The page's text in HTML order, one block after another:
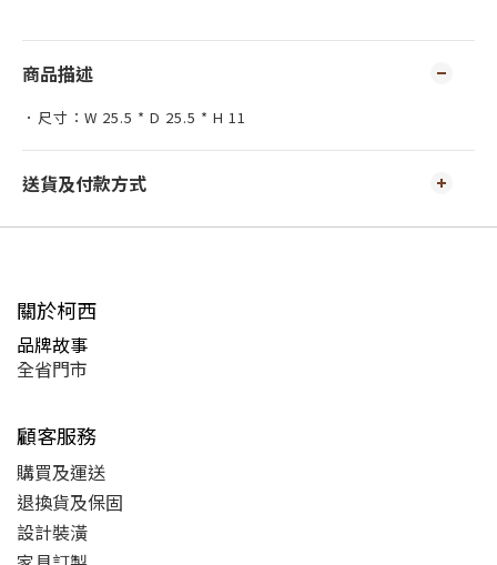
商品描述
．尺寸：W 25.5 * D 25.5 * H 11
送貨及付款方式
關於柯西
品牌故事
全省門市
顧客服務
購買及運送
退換貨及保固
設計裝潢